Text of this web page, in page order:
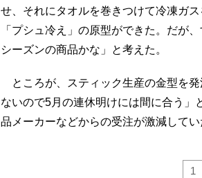
せ、それにタオルを巻きつけて冷凍ガ
「プシュ冷え」の原型ができた。だが
シーズンの商品かな」と考えた。
ところが、スティック生産の金型を
ないので5月の連休明けには間に合う」
品メーカーなどからの受注が激減してい
1